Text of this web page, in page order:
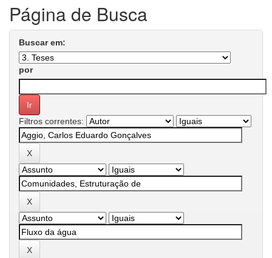
Página de Busca
Buscar em:
por
Filtros correntes: